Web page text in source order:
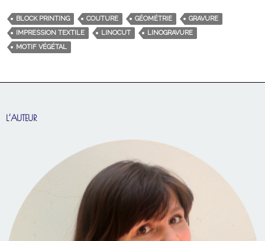
BLOCK PRINTING COUTURE GÉOMÉTRIE
GRAVURE
IMPRESSION TEXTILE
LINOCUT
LINOGRAVURE
MOTIF VÉGÉTAL
L’AUTEUR